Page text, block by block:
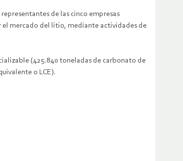
de las cinco empresas
el mercado del litio, mediante actividades de
(425.840 toneladas de carbonato de
o LCE).